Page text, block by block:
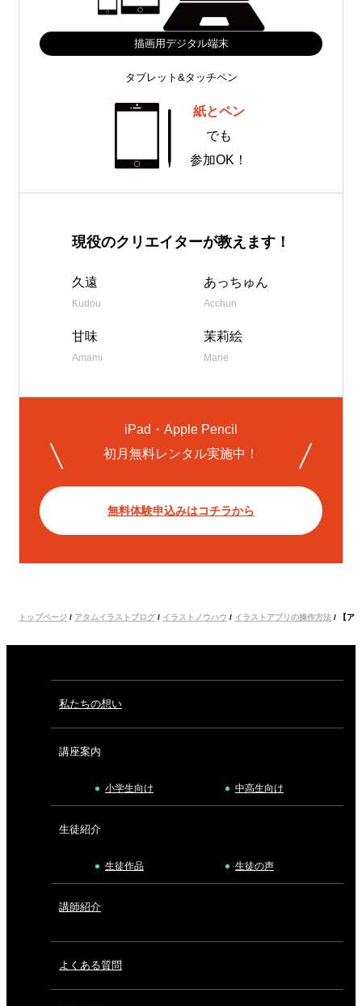
描画用デジタル端末
タブレット&タッチペン
紙とペン
でも
参加OK！
現役のクリエイターが教えます！
久遠
Kudou
あっちゅん
Acchun
甘味
Amami
茉莉絵
Marie
iPad・Apple Pencil
初月無料レンタル実施中！
無料体験申込みはコチラから
トップページ / アタムイラストブログ/ イラストノウハウ / イラストアプリの操作方法 / 【ア
私たちの想い
講座案内
小学生向け 中高生向け
生徒紹介
生徒作品 生徒の声
講師紹介
よくある質問